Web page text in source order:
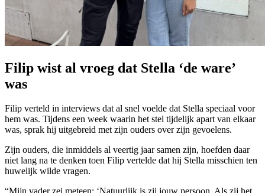
Filip wist al vroeg dat Stella ‘de ware’
was
Filip verteld in interviews dat al snel voelde dat Stella speciaal voor
hem was. Tijdens een week waarin het stel tijdelijk apart van elkaar
was, sprak hij uitgebreid met zijn ouders over zijn gevoelens.
Zijn ouders, die inmiddels al veertig jaar samen zijn, hoefden daar
niet lang na te denken toen Filip vertelde dat hij Stella misschien ten
huwelijk wilde vragen.